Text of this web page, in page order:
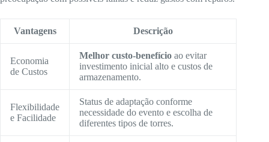
Vantagens Descrição
Economia
de Custos
Melhor custo-benefício ao evitar
investimento inicial alto e custos de
armazenamento.
Flexibilidade
e Facilidade
Status de adaptação conforme
necessidade do evento e escolha de
diferentes tipos de torres.